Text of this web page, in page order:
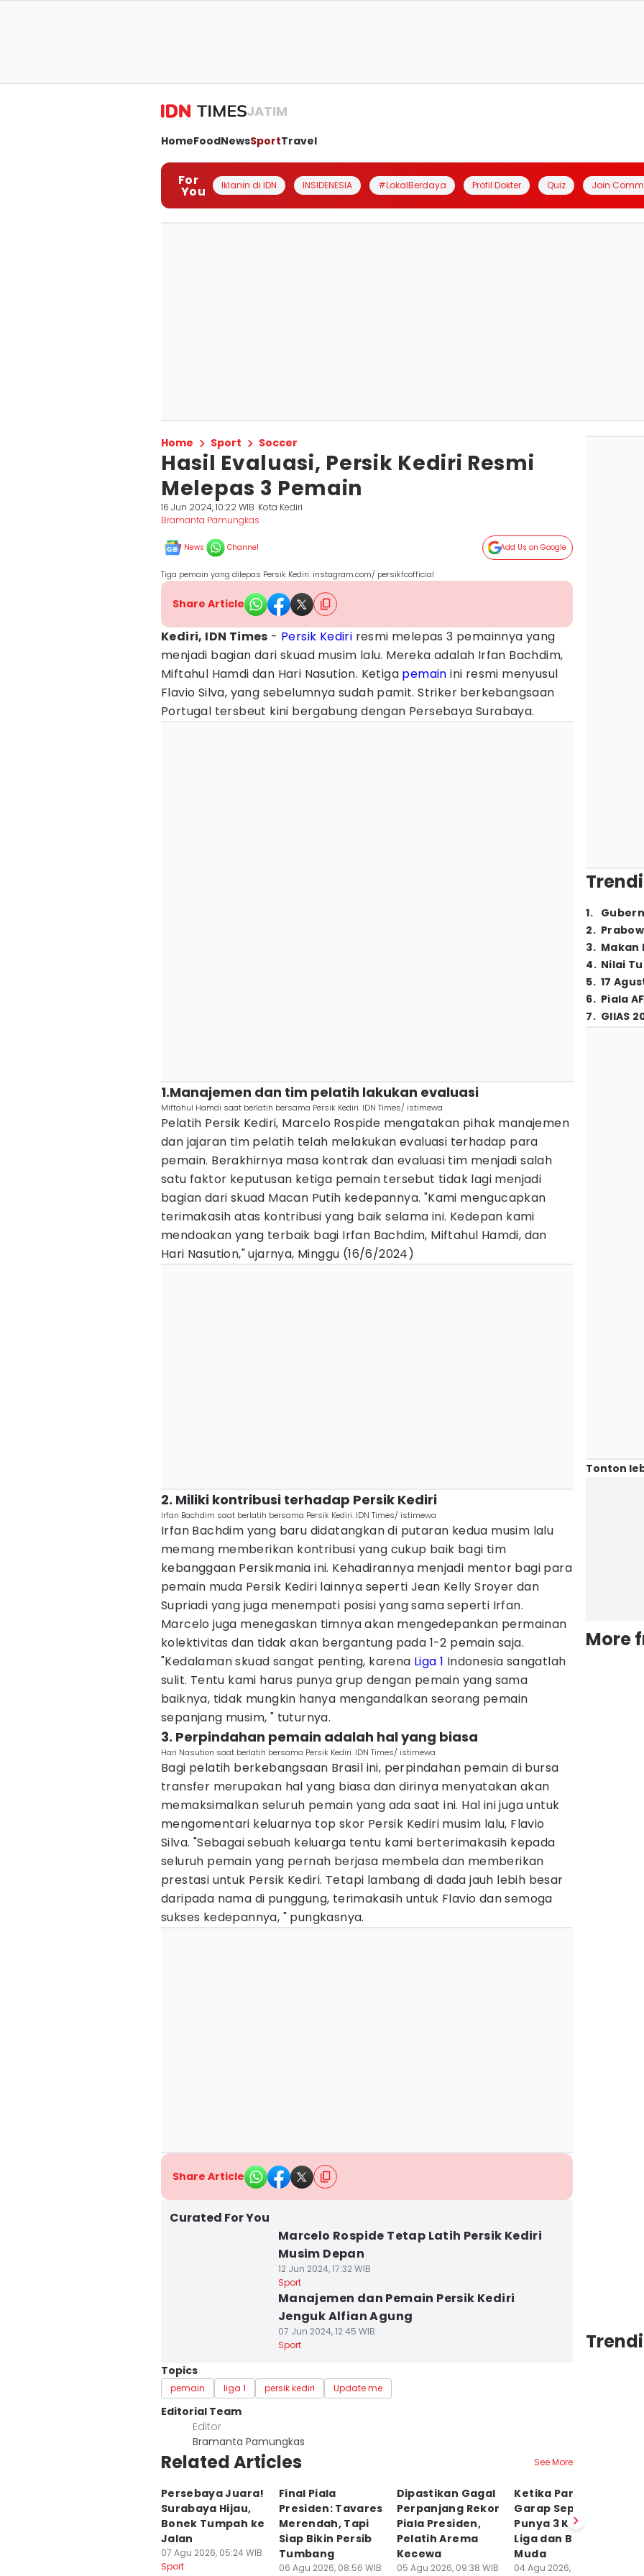
JATIM
HomeFoodNewsSportTravel
For
You Iklanin di IDN INSIDENESIA #LokalBerdaya Profil Dokter Quiz Join
Home Sport Soccer
Hasil Evaluasi, Persik Kediri Resmi
Melepas 3 Pemain
16 Jun 2024, 10:22 WIB Kota Kediri
Bramanta Pamungkas
News Channel Add Us on Google
Tiga pemain yang dilepas Persik Kediri. instagram.com/ persikfcofficial
Share Article
Kediri, IDN Times - Persik Kediri resmi melepas 3 pemainnya yang
menjadi bagian dari skuad musim lalu. Mereka adalah Irfan Bachdim,
Miftahul Hamdi dan Hari Nasution. Ketiga pemain ini resmi menyusul
Flavio Silva, yang sebelumnya sudah pamit. Striker berkebangsaan
Portugal tersbeut kini bergabung dengan Persebaya Surabaya.
1.Manajemen dan tim pelatih lakukan evaluasi
Miftahul Hamdi saat berlatih bersama Persik Kediri. IDN Times/ istimewa
Pelatih Persik Kediri, Marcelo Rospide mengatakan pihak manajemen
dan jajaran tim pelatih telah melakukan evaluasi terhadap para
pemain. Berakhirnya masa kontrak dan evaluasi tim menjadi salah
satu faktor keputusan ketiga pemain tersebut tidak lagi menjadi
bagian dari skuad Macan Putih kedepannya. "Kami mengucapkan
terimakasih atas kontribusi yang baik selama ini. Kedepan kami
mendoakan yang terbaik bagi Irfan Bachdim, Miftahul Hamdi, dan
Hari Nasution," ujarnya, Minggu (16/6/2024)
2. Miliki kontribusi terhadap Persik Kediri
Irfan Bachdim saat berlatih bersama Persik Kediri. IDN Times/ istimewa
Irfan Bachdim yang baru didatangkan di putaran kedua musim lalu
memang memberikan kontribusi yang cukup baik bagi tim
kebanggaan Persikmania ini. Kehadirannya menjadi mentor bagi para
pemain muda Persik Kediri lainnya seperti Jean Kelly Sroyer dan
Supriadi yang juga menempati posisi yang sama seperti Irfan.
Marcelo juga menegaskan timnya akan mengedepankan permainan
kolektivitas dan tidak akan bergantung pada 1-2 pemain saja.
"Kedalaman skuad sangat penting, karena Liga 1 Indonesia sangatlah
sulit. Tentu kami harus punya grup dengan pemain yang sama
baiknya, tidak mungkin hanya mengandalkan seorang pemain
sepanjang musim, " tuturnya.
3. Perpindahan pemain adalah hal yang biasa
Hari Nasution saat berlatih bersama Persik Kediri. IDN Times/ istimewa
Bagi pelatih berkebangsaan Brasil ini, perpindahan pemain di bursa
transfer merupakan hal yang biasa dan dirinya menyatakan akan
memaksimalkan seluruh pemain yang ada saat ini. Hal ini juga untuk
mengomentari keluarnya top skor Persik Kediri musim lalu, Flavio
Silva. "Sebagai sebuah keluarga tentu kami berterimakasih kepada
seluruh pemain yang pernah berjasa membela dan memberikan
prestasi untuk Persik Kediri. Tetapi lambang di dada jauh lebih besar
daripada nama di punggung, terimakasih untuk Flavio dan semoga
sukses kedepannya, " pungkasnya.
Share Article
Curated For You
Marcelo Rospide Tetap Latih Persik Kediri
Musim Depan
12 Jun 2024, 17:32 WIB
Sport
Manajemen dan Pemain Persik Kediri
Jenguk Alfian Agung
07 Jun 2024, 12:45 WIB
Sport
Topics
pemain liga 1 persik kediri Update me
Editorial Team
Editor
Bramanta Pamungkas
Related Articles See More
Persebaya Juara!
Surabaya Hijau,
Bonek Tumpah ke
Jalan
07 Agu 2026, 05:24 WIB
Sport
Final Piala
Presiden: Tavares
Merendah, Tapi
Siap Bikin Persib
Tumbang
06 Agu 2026, 08:56 WIB
Dipastikan Gagal
Perpanjang Rekor
Piala Presiden,
Pelatih Arema
Kecewa
05 Agu 2026, 09:38 WIB
Ketika Parpol
Garap Sepak Bola,
Punya 3 Klub di
Liga dan Bibit
Muda
04 Agu 2026, 17:25 WIB
1.
2.
3. Makan
4. Nilai
5. 17
6. Piala
7. GIIAS
Tonton
More